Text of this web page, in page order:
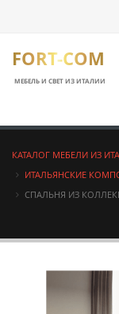
FORT-COM
МЕБЕЛЬ И СВЕТ ИЗ ИТАЛИИ
КАТАЛОГ МЕБЕЛИ ИЗ
ИТАЛЬЯНСКИЕ
СПАЛЬНЯ ИЗ